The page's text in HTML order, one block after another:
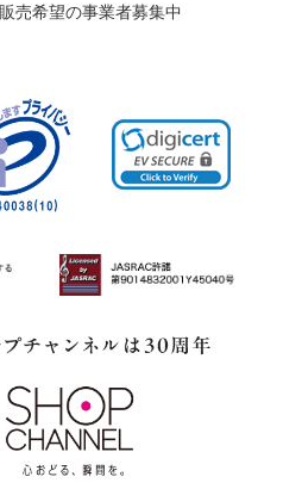
売希望の事業者募集中